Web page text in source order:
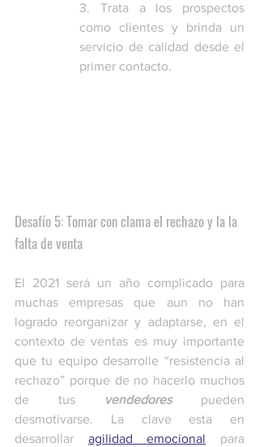
3. Trata a los prospectos
como clientes y brinda un
servicio de calidad desde el
primer contacto.
Desafío 5: Tomar con clama el rechazo y la la
falta de venta
El 2021 será un año complicado para
muchas empresas que aun no han
logrado reorganizar y adaptarse, en el
contexto de ventas es muy importante
que tu equipo desarrolle “resistencia al
rechazo” porque de no hacerlo muchos
de tus
vendedores pueden
desmotivarse. La clave esta en
desarrollar agilidad emocional para